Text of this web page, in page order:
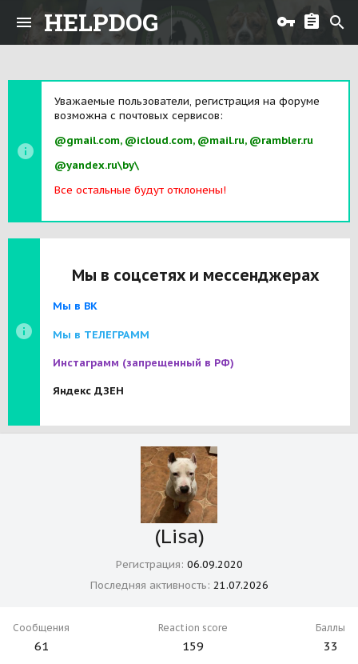
HELPDOG
Уважаемые пользователи, регистрация на форуме
возможна с почтовых сервисов:
@gmail.com, @icloud.com, @mail.ru, @rambler.ru
@yandex.ru\by\
Все остальные будут отклонены!
Мы в соцсетях и мессенджерах
Мы в ВК
Мы в ТЕЛЕГРАММ
Инстаграмм (запрещенный в РФ)
Яндекс ДЗЕН
(Lisa)
Регистрация 06.09.2020
Последняя активность 21.07.2026
Сообщения
61
Reaction score
159
Баллы
33